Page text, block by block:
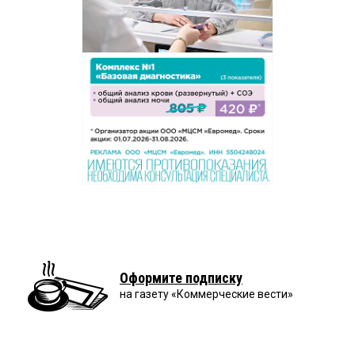
Оформите подписку
на газету «Коммерческие вести»